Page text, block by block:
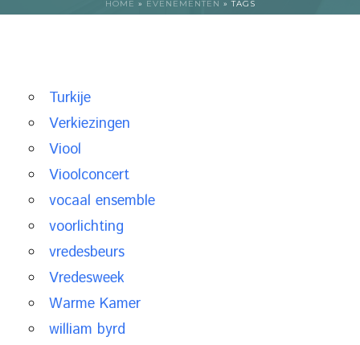
HOME » EVENEMENTEN »TAGS
Turkije
Verkiezingen
Viool
Vioolconcert
vocaal ensemble
voorlichting
vredesbeurs
Vredesweek
Warme Kamer
william byrd